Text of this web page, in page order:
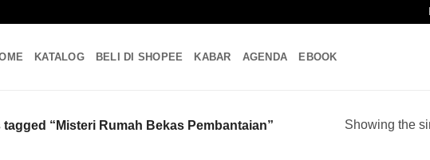
KATALOG BELI DI SHOPEE KABAR AGENDA EBOOK
tagged “Misteri Rumah Bekas Pembantaian” Showing the